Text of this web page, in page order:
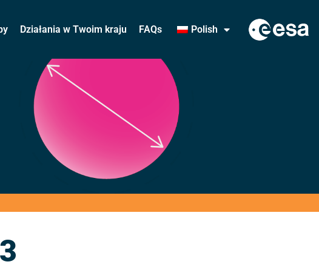
Działania w Twoim kraju FAQs Polish